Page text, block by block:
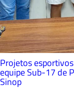
Projetos
equipe Sub-17 de
Sinop